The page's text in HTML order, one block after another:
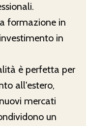
formazione in
in
è perfetta per
all'estero,
mercati
un